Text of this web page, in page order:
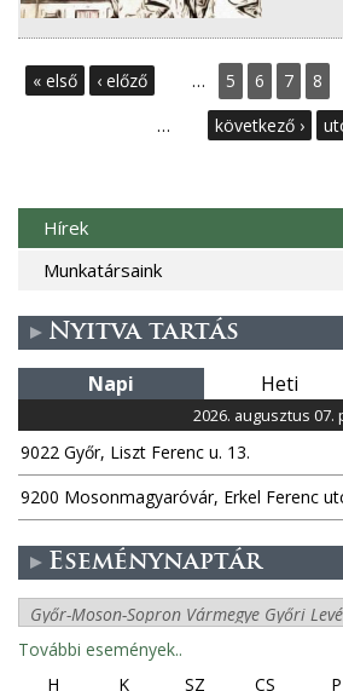
O
a
a
k
« első ‹ előző … 5 6 7 8
…
következő ›
Hírek
Munkatársaink
Nyitva tartás
Napi Heti
2026. augusztus 07.
9022 Győr, Liszt Ferenc u. 13.
9200 Mosonmagyaróvár, Erkel Ferenc
Eseménynaptár
További események..
H
K SZ CS P